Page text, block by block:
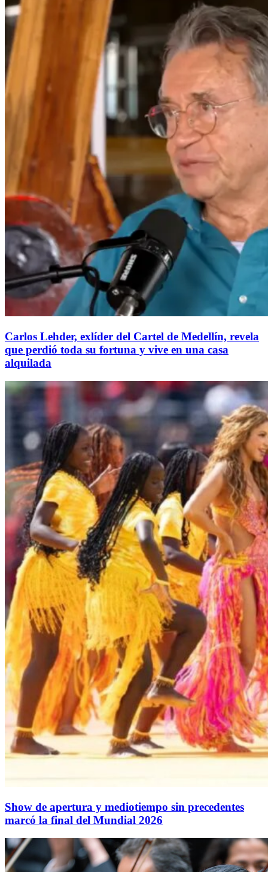
Carlos Lehder, exlíder del Cartel de Medellín, revela
que perdió toda su fortuna y vive en una casa
alquilada
Show de apertura y mediotiempo sin precedentes
marcó la final del Mundial 2026